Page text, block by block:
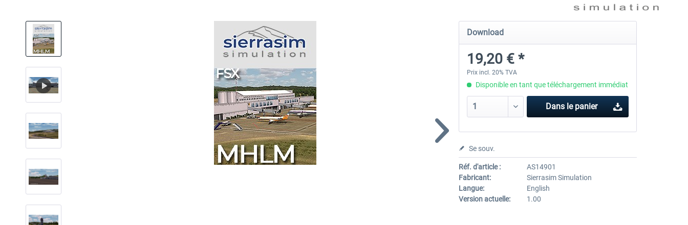
Download
19,20 € *
Prix incl. 20% TVA
Disponible en tant que téléchargement immédiat
Dans le panier
Se souv.
Réf. d'article :
AS14901
Fabricant:
Sierrasim Simulation
Langue:
English
Version actuelle:
1.00